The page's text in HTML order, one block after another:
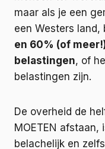
maar als je een
een Westers land,
en 60% (of
belastingen, of
belastingen zijn.
De overheid de
MOETEN
belachelijk en